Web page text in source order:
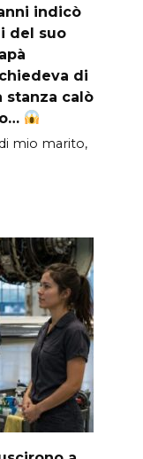
indicò
del suo
di
stanza calò
mio marito,